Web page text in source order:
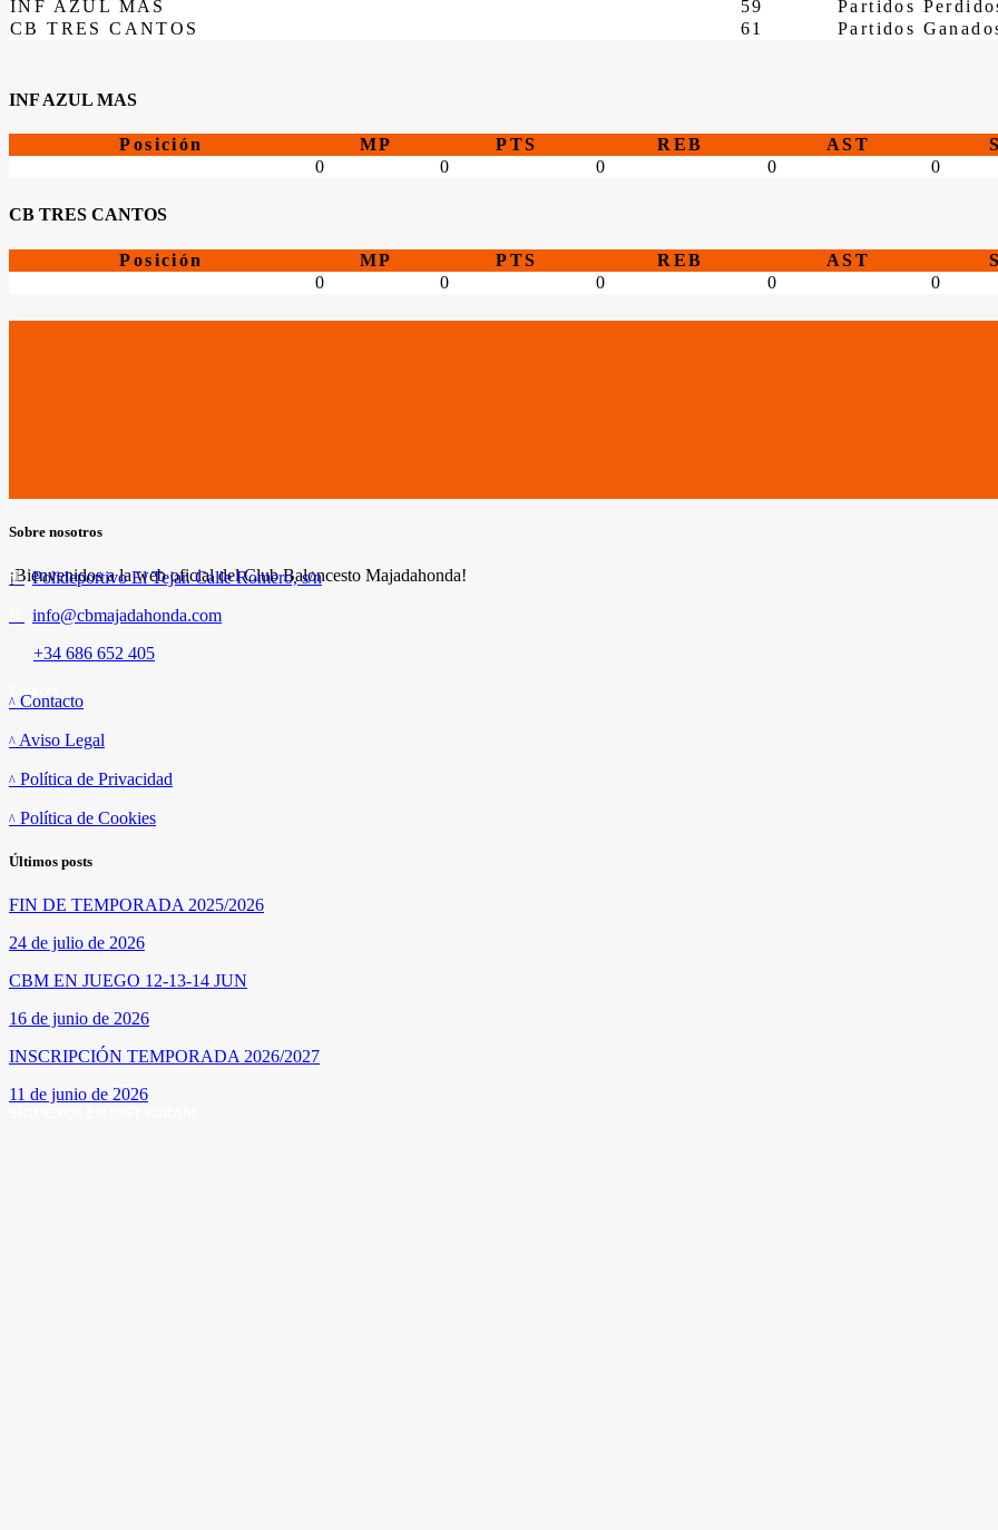
INF AZUL MAS
59
Partidos
CB TRES CANTOS
61 Partidos
INF AZUL MAS
Posición MP PTS REB AST
0
0 0 0 0
CB TRES CANTOS
Posición MP PTS REB AST
0
0 0 0 0
Sobre nosotros
¡Bienvenidos a la web oficial del Club Baloncesto Majadahonda!
Polideportivo El Tejar. Calle Romero, s/n
info@cbmajadahonda.com
+34 686 652 405
Contacto
Aviso Legal
Política de Privacidad
Política de Cookies
Últimos posts
FIN DE TEMPORADA 2025/2026
24 de julio de 2026
CBM EN JUEGO 12-13-14 JUN
16 de junio de 2026
INSCRIPCIÓN TEMPORADA 2026/2027
11 de junio de 2026